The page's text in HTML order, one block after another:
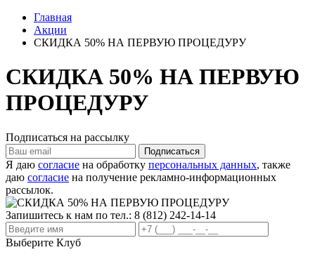
Главная
Акции
СКИДКА 50% НА ПЕРВУЮ ПРОЦЕДУРУ
СКИДКА 50% НА ПЕРВУЮ
ПРОЦЕДУРУ
Подписаться на рассылку
Я даю согласие на обработку персональных данных, также
даю согласие на получение рекламно-информационных
рассылок.
Запишитесь к нам по тел.: 8 (812) 242-14-14
Выберите Клуб